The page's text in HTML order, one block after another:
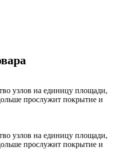
узлов на единицу площади,
прослужит покрытие и
узлов на единицу площади,
прослужит покрытие и